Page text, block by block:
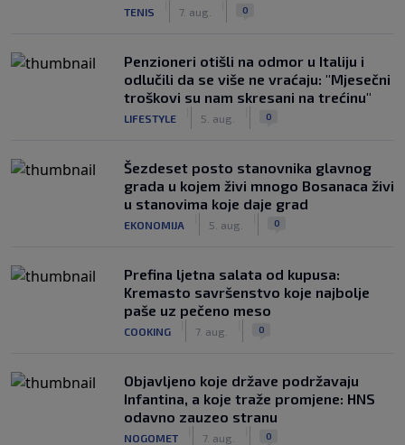
TENIS 7. aug. 0
Penzioneri otišli na odmor u Italiju i
odlučili da se više ne vraćaju: "Mjesečni
troškovi su nam skresani na trećinu"
LIFESTYLE 5. aug. 0
Šezdeset posto stanovnika glavnog
grada u kojem živi mnogo Bosanaca živi
u stanovima koje daje grad
EKONOMIJA 5. aug. 0
Prefina ljetna salata od kupusa:
Kremasto savršenstvo koje najbolje
paše uz pečeno meso
COOKING 7. aug. 0
Objavljeno koje države podržavaju
Infantina, a koje traže promjene: HNS
odavno zauzeo stranu
NOGOMET 7. aug. 0